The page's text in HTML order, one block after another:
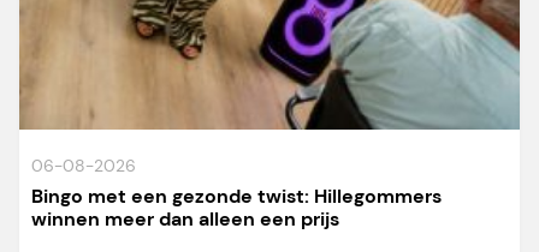
06-08-2026
Bingo met een gezonde twist: Hillegommers
winnen meer dan alleen een prijs